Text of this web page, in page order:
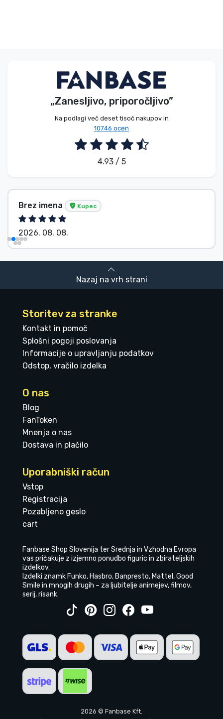
„Zanesljivo, priporočljivo”
Na podlagi več deset tisoč nakupov in
10746 ocen
4.93 / 5
Brez imena Kupec
2026. 08. 08.
Nazaj na vrh strani
Storitev za stranke
Kontakt in pomoč
Splošni pogoji poslovanja
Informacije o upravljanju podatkov
Odstop, vračilo izdelka
O nas
Blog
FanToken
Mnenja o nas
Dostava in plačilo
Uporabniški račun
Vstop
Registracija
Pozabljeno geslo
cart
Fanbase Shop Slovenija ter Srednja in Vzhodna Evropa
vas pričakuje z izjemno ponudbo figuric in zbirateljskih
izdelkov.
Izdelki znamk Funko, Hasbro, Banpresto, Mattel, Good
Smile in mnogih drugih – za ljubitelje animejev, filmov,
serij, risank.
2026 © Fanbase Kft.
Blagovne znamke